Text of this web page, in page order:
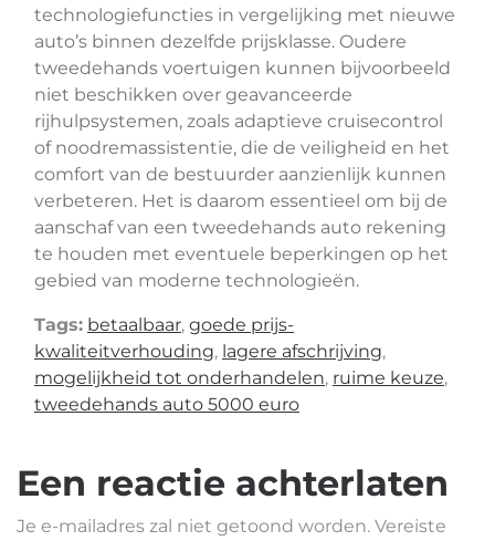
technologiefuncties in vergelijking met nieuwe
auto’s binnen dezelfde prijsklasse. Oudere
tweedehands voertuigen kunnen bijvoorbeeld
niet beschikken over geavanceerde
rijhulpsystemen, zoals adaptieve cruisecontrol
of noodremassistentie, die de veiligheid en het
comfort van de bestuurder aanzienlijk kunnen
verbeteren. Het is daarom essentieel om bij de
aanschaf van een tweedehands auto rekening
te houden met eventuele beperkingen op het
gebied van moderne technologieën.
Tags: betaalbaar, goede prijs-
kwaliteitverhouding, lagere afschrijving,
mogelijkheid tot onderhandelen, ruime keuze,
tweedehands auto 5000 euro
Een reactie achterlaten
Je e-mailadres zal niet getoond worden. Vereiste